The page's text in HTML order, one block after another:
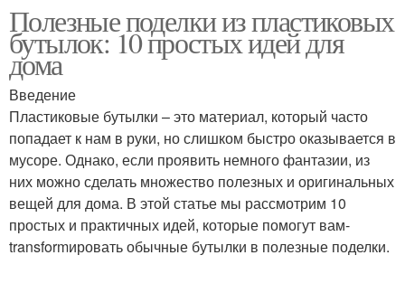
Полезные поделки из пластиковых
бутылок: 10 простых идей для
дома
Введение
Пластиковые бутылки – это материал, который часто
попадает к нам в руки, но слишком быстро оказывается в
мусоре. Однако, если проявить немного фантазии, из
них можно сделать множество полезных и оригинальных
вещей для дома. В этой статье мы рассмотрим 10
простых и практичных идей, которые помогут вам-
transformировать обычные бутылки в полезные поделки.